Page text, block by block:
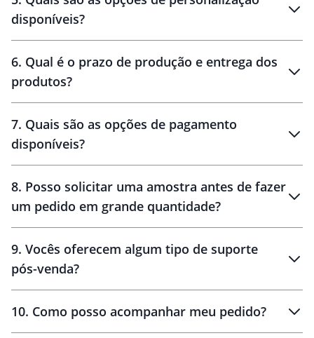
personalização
amostra virtual
disponíveis?
6. Qual é o prazo de produção e entrega dos
produtos?
10 dias
brinde
48 horas
7. Quais são as opções de pagamento
disponíveis?
8. Posso solicitar uma amostra antes de fazer
um pedido em grande quantidade?
amostras
9. Vocês oferecem algum tipo de suporte
pós-venda?
10. Como posso acompanhar meu pedido?